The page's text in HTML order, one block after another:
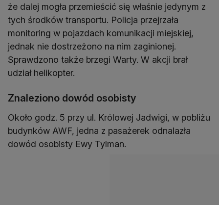
że dalej mogła przemieścić się właśnie jedynym z
tych środków transportu. Policja przejrzała
monitoring w pojazdach komunikacji miejskiej,
jednak nie dostrzeżono na nim zaginionej.
Sprawdzono także brzegi Warty. W akcji brał
udział helikopter.
Znaleziono dowód osobisty
Około godz. 5 przy ul. Królowej Jadwigi, w pobliżu
budynków AWF, jedna z pasażerek odnalazła
dowód osobisty Ewy Tylman.